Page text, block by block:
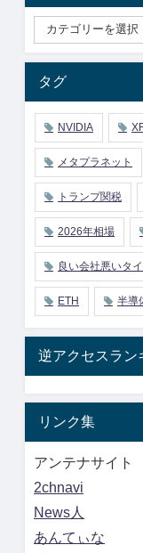
タグ
NVIDIA
メタプラネット
トランプ関税
2026年相場
良い会社悪いタ
ETH 半導
逆アクセスラン
リンク集
アンテナサイト
2chnavi
News人
あんてぃな